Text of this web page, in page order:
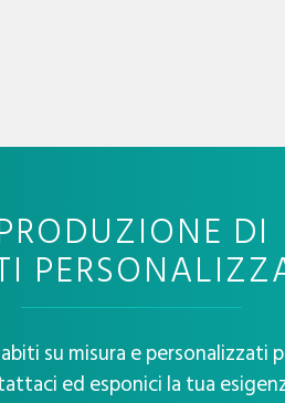
DI
su misura e personalizzati
ed esponici la tua